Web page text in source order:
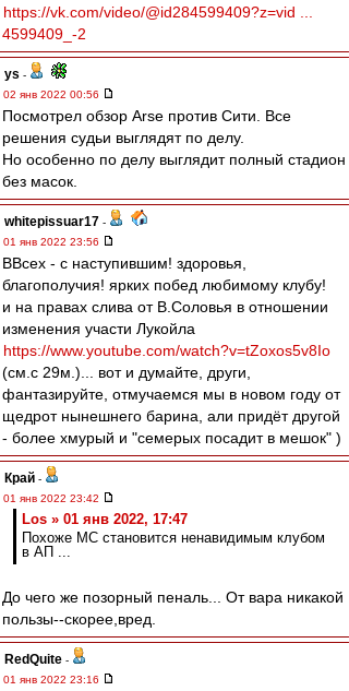
https://vk.com/video/@id284599409?z=vid ...
4599409_-2
ys -
02 янв 2022 00:56
Посмотрел обзор Arse против Сити. Все
решения судьи выглядят по делу.
Но особенно по делу выглядит полный стадион
без масок.
whitepissuar17 -
01 янв 2022 23:56
ВВсех - с наступившим! здоровья,
благополучия! ярких побед любимому клубу!
и на правах слива от В.Соловья в отношении
изменения участи Лукойла
https://www.youtube.com/watch?v=tZoxos5v8Io
(см.с 29м.)... вот и думайте, други,
фантазируйте, отмучаемся мы в новом году от
щедрот нынешнего барина, али придёт другой
- более хмурый и "семерых посадит в мешок" )
Край -
01 янв 2022 23:42
Los » 01 янв 2022, 17:47
Похоже МС становится ненавидимым клубом
в АП ...
До чего же позорный пеналь... От вара никакой
пользы--скорее,вред.
RedQuite -
01 янв 2022 23:16